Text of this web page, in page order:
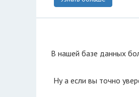
В нашей базе данных
Ну а если вы точно